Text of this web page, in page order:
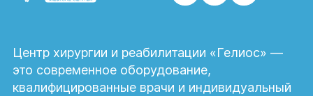
Центр хирургии и реабилитации «Гелиос» —
это современное оборудование,
квалифицированные врачи и индивидуальный